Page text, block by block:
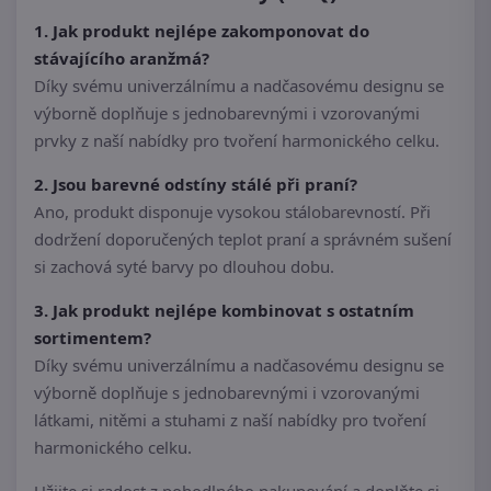
1. Jak produkt nejlépe zakomponovat do
stávajícího aranžmá?
Díky svému univerzálnímu a nadčasovému designu se
výborně doplňuje s jednobarevnými i vzorovanými
prvky z naší nabídky pro tvoření harmonického celku.
2. Jsou barevné odstíny stálé při praní?
Ano, produkt disponuje vysokou stálobarevností. Při
dodržení doporučených teplot praní a správném sušení
si zachová syté barvy po dlouhou dobu.
3. Jak produkt nejlépe kombinovat s ostatním
sortimentem?
Díky svému univerzálnímu a nadčasovému designu se
výborně doplňuje s jednobarevnými i vzorovanými
látkami, nitěmi a stuhami z naší nabídky pro tvoření
harmonického celku.